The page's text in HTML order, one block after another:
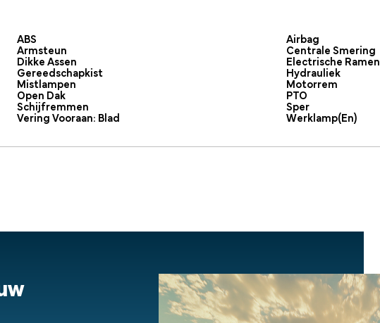
ABS
Airbag
Armsteun
Centrale Smering
Dikke Assen
Electrische Ramen
Gereedschapkist
Hydrauliek
Mistlampen
Motorrem
Open Dak
PTO
Schijfremmen
Sper
Vering Vooraan: Blad
Werklamp(en)